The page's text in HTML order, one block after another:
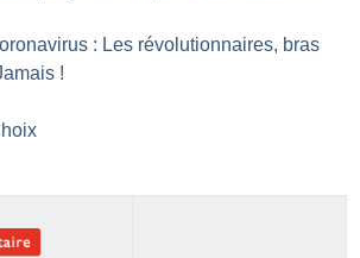
: Les révolutionnaires, bras
!